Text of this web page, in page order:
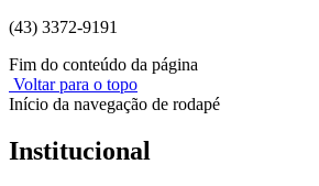
(43) 3372-9191
Fim do conteúdo da página
Voltar para o topo
Início da navegação de rodapé
Institucional